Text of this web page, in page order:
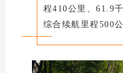
程410公里、61.9
综合续航里程500